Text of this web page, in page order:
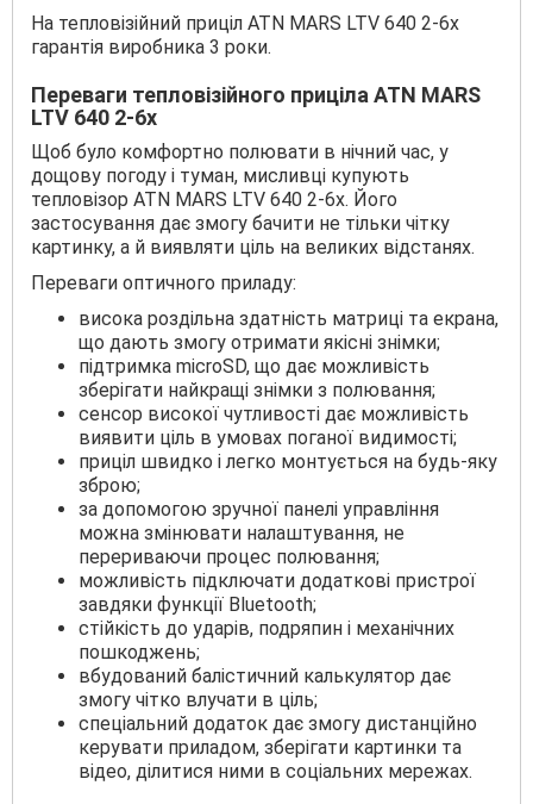
На тепловізійний приціл ATN MARS LTV 640 2-6x
гарантія виробника 3 роки.
Переваги тепловізійного приціла ATN MARS
LTV 640 2-6x
Щоб було комфортно полювати в нічний час, у
дощову погоду і туман, мисливці купують
тепловізор ATN MARS LTV 640 2-6x. Його
застосування дає змогу бачити не тільки чітку
картинку, а й виявляти ціль на великих відстанях.
Переваги оптичного приладу:
висока роздільна здатність матриці та екрана,
що дають змогу отримати якісні знімки;
підтримка microSD, що дає можливість
зберігати найкращі знімки з полювання;
сенсор високої чутливості дає можливість
виявити ціль в умовах поганої видимості;
приціл швидко і легко монтується на будь-яку
зброю;
за допомогою зручної панелі управління
можна змінювати налаштування, не
перериваючи процес полювання;
можливість підключати додаткові пристрої
завдяки функції Bluetooth;
стійкість до ударів, подряпин і механічних
пошкоджень;
вбудований балістичний калькулятор дає
змогу чітко влучати в ціль;
спеціальний додаток дає змогу дистанційно
керувати приладом, зберігати картинки та
відео, ділитися ними в соціальних мережах.